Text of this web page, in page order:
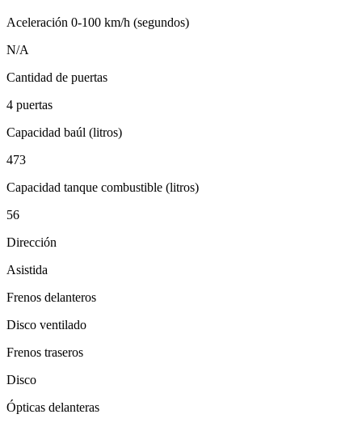
Aceleración 0-100 km/h (segundos)
N/A
Cantidad de puertas
4 puertas
Capacidad baúl (litros)
473
Capacidad tanque combustible (litros)
56
Dirección
Asistida
Frenos delanteros
Disco ventilado
Frenos traseros
Disco
Ópticas delanteras